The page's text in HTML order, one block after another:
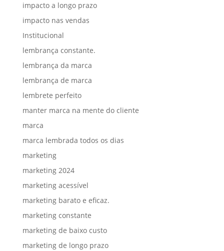
impacto a longo prazo
impacto nas vendas
Institucional
lembrança constante.
lembrança da marca
lembrança de marca
lembrete perfeito
manter marca na mente do cliente
marca
marca lembrada todos os dias
marketing
marketing 2024
marketing acessível
marketing barato e eficaz.
marketing constante
marketing de baixo custo
marketing de longo prazo